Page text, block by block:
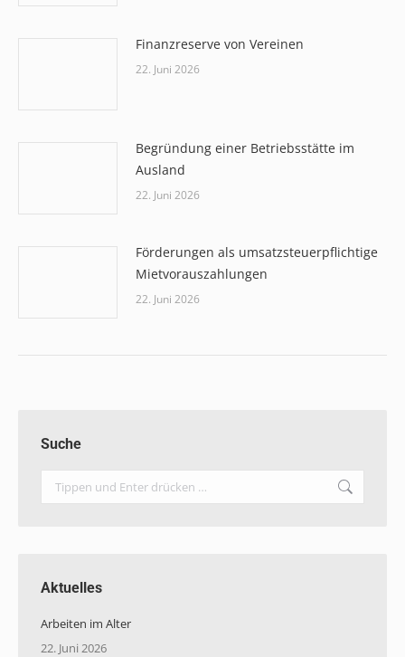
Finanzreserve von Vereinen
22. Juni 2026
Begründung einer Betriebsstätte im
Ausland
22. Juni 2026
Förderungen als umsatzsteuerpflichtige
Mietvorauszahlungen
22. Juni 2026
Suche
Aktuelles
Arbeiten im Alter
22. Juni 2026